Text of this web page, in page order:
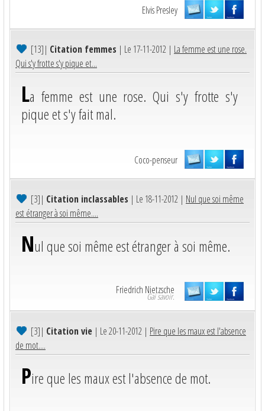
Elvis Presley
[13]| Citation femmes | Le 17-11-2012 | La femme est une rose.
Qui s'y frotte s'y pique et...
La femme est une rose. Qui s'y frotte s'y
pique et s'y fait mal.
Coco-penseur
[3]| Citation inclassables | Le 18-11-2012 | Nul que soi même
est étranger à soi même....
Nul que soi même est étranger à soi même.
Friedrich Nietzsche
Gai savoir.
[3]| Citation vie | Le 20-11-2012 | Pire que les maux est l'absence
de mot....
Pire que les maux est l'absence de mot.